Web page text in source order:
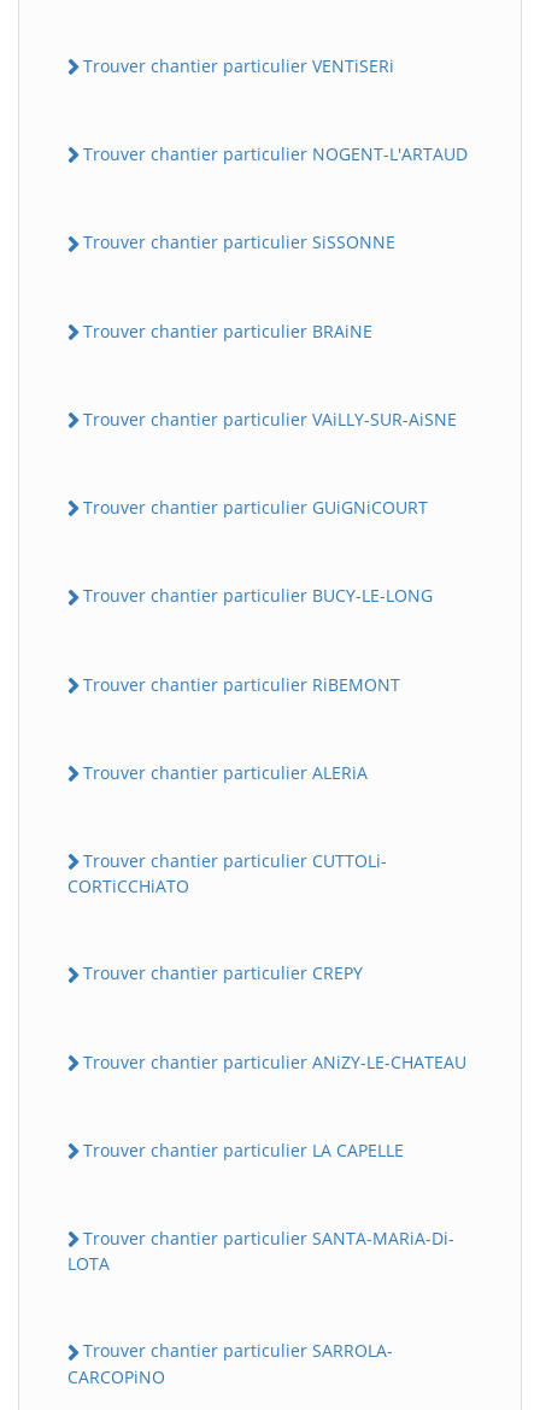
Trouver chantier particulier VENTiSERi
Trouver chantier particulier NOGENT-L'ARTAUD
Trouver chantier particulier SiSSONNE
Trouver chantier particulier BRAiNE
Trouver chantier particulier VAiLLY-SUR-AiSNE
Trouver chantier particulier GUiGNiCOURT
Trouver chantier particulier BUCY-LE-LONG
Trouver chantier particulier RiBEMONT
Trouver chantier particulier ALERiA
Trouver chantier particulier CUTTOLi-
CORTiCCHiATO
Trouver chantier particulier CREPY
Trouver chantier particulier ANiZY-LE-CHATEAU
Trouver chantier particulier LA CAPELLE
Trouver chantier particulier SANTA-MARiA-Di-
LOTA
Trouver chantier particulier SARROLA-
CARCOPiNO